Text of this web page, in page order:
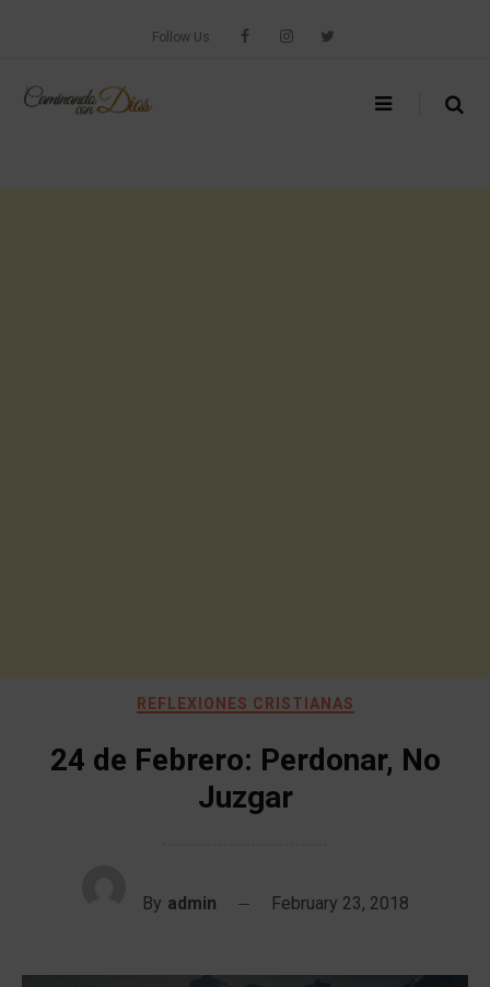
Follow Us
REFLEXIONES CRISTIANAS
24 de Febrero: Perdonar, No
Juzgar
By admin February 23, 2018